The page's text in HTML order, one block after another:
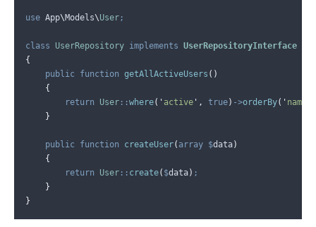
use App\Models\User;
class UserRepository implements UserRepositoryInterface
{
public function getAllActiveUsers ()
{
return
User ::where( ' active ' , true) ->orderBy( ' name
}
public function createUser( array $data)
{
return
User :: create( $data) ;
}
}